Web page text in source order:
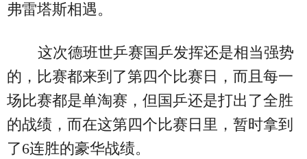
弗雷塔斯相遇。
这次德班世乒赛国乒发挥还是相当强势
的，比赛都来到了第四个比赛日，而且每一
场比赛都是单淘赛，但国乒还是打出了全胜
的战绩，而在这第四个比赛日里，暂时拿到
了6连胜的豪华战绩。